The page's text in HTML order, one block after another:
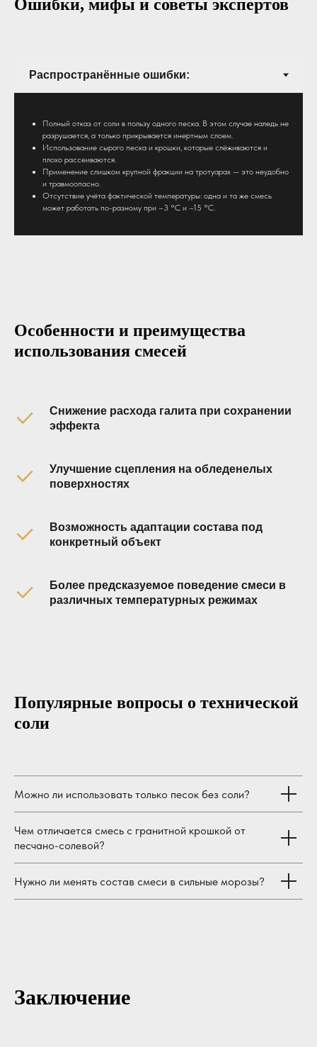
Ошибки, мифы и советы экспертов
Полный отказ от соли в пользу одного песка. В этом случае наледь не
разрушается, а только прикрывается инертным слоем.
Использование сырого песка и крошки, которые слёживаются и
плохо рассеиваются.
Применение слишком крупной фракции на тротуарах — это неудобно
и травмоопасно.
Отсутствие учёта фактической температуры: одна и та же смесь
может работать по-разному при –3 °C и –15 °C.
Особенности и преимущества
использования смесей
Снижение расхода галита при сохранении
эффекта
Улучшение сцепления на обледенелых
поверхностях
Возможность адаптации состава под
конкретный объект
Более предсказуемое поведение смеси в
различных температурных режимах
Популярные вопросы о технической
соли
Можно ли использовать только песок без соли?
Чем отличается смесь с гранитной крошкой от
песчано-солевой?
Нужно ли менять состав смеси в сильные морозы?
Заключение